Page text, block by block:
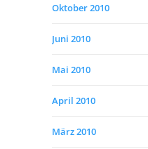
Oktober 2010
Juni 2010
Mai 2010
April 2010
März 2010